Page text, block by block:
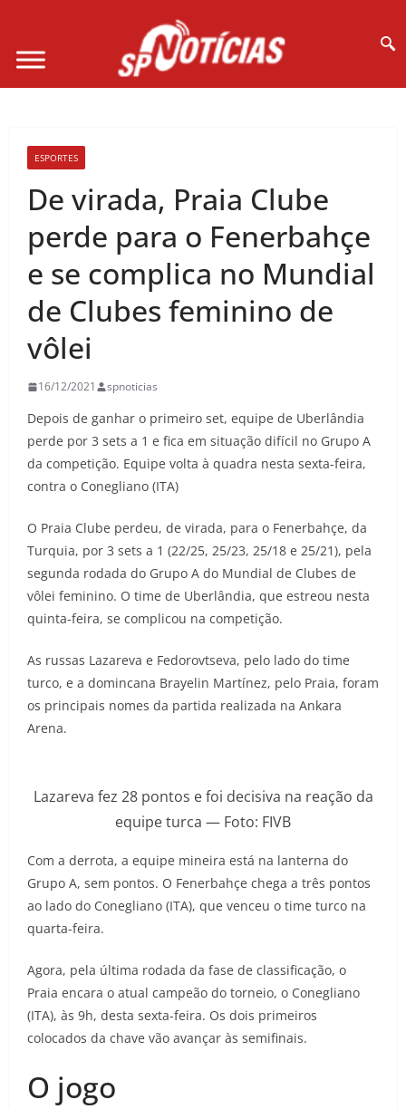
ESPORTES
De virada, Praia Clube
perde para o Fenerbahçe
e se complica no Mundial
de Clubes feminino de
vôlei
16/12/2021 spnoticias
Depois de ganhar o primeiro set, equipe de Uberlândia
perde por 3 sets a 1 e fica em situação difícil no Grupo A
da competição. Equipe volta à quadra nesta sexta-feira,
contra o Conegliano (ITA)
O Praia Clube perdeu, de virada, para o Fenerbahçe, da
Turquia, por 3 sets a 1 (22/25, 25/23, 25/18 e 25/21), pela
segunda rodada do Grupo A do Mundial de Clubes de
vôlei feminino. O time de Uberlândia, que estreou nesta
quinta-feira, se complicou na competição.
As russas Lazareva e Fedorovtseva, pelo lado do time
turco, e a domincana Brayelin Martínez, pelo Praia, foram
os principais nomes da partida realizada na Ankara
Arena.
Lazareva fez 28 pontos e foi decisiva na reação da
equipe turca — Foto: FIVB
Com a derrota, a equipe mineira está na lanterna do
Grupo A, sem pontos. O Fenerbahçe chega a três pontos
ao lado do Conegliano (ITA), que venceu o time turco na
quarta-feira.
Agora, pela última rodada da fase de classificação, o
Praia encara o atual campeão do torneio, o Conegliano
(ITA), às 9h, desta sexta-feira. Os dois primeiros
colocados da chave vão avançar às semifinais.
O jogo